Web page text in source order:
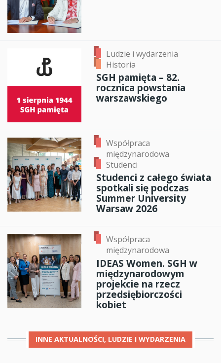
Ludzie i wydarzenia
Historia
SGH pamięta – 82.
rocznica powstania
warszawskiego
Współpraca
międzynarodowa
Studenci
Studenci z całego świata
spotkali się podczas
Summer University
Warsaw 2026
Współpraca
międzynarodowa
IDEAS Women. SGH w
międzynarodowym
projekcie na rzecz
przedsiębiorczości
kobiet
INNE AKTUALNOŚCI, LUDZIE I WYDARZENIA